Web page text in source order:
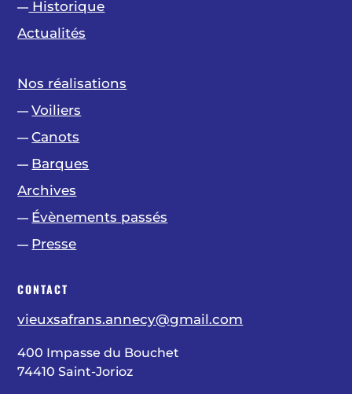
— Historique
Actualités
Nos réalisations
— Voiliers
— Canots
— Barques
Archives
— Évènements passés
— Presse
CONTACT
vieuxsafrans.annecy@gmail.com
400 Impasse du Bouchet
74410 Saint-Jorioz